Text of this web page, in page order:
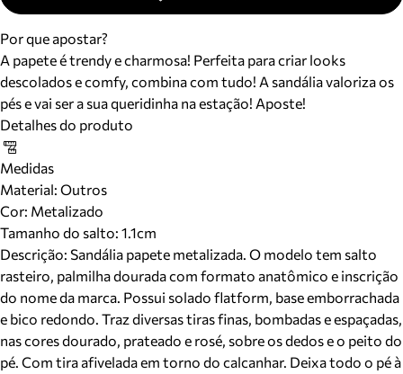
Por que apostar?
A papete é trendy e charmosa! Perfeita para criar looks
descolados e comfy, combina com tudo! A sandália valoriza os
pés e vai ser a sua queridinha na estação! Aposte!
Detalhes do produto
Medidas
Material: Outros
Cor: Metalizado
Tamanho do salto: 1.1cm
Descrição: Sandália papete metalizada. O modelo tem salto
rasteiro, palmilha dourada com formato anatômico e inscrição
do nome da marca. Possui solado flatform, base emborrachada
e bico redondo. Traz diversas tiras finas, bombadas e espaçadas,
nas cores dourado, prateado e rosé, sobre os dedos e o peito do
pé. Com tira afivelada em torno do calcanhar. Deixa todo o pé à